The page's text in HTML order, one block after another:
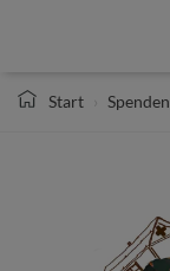
Start
Spenden